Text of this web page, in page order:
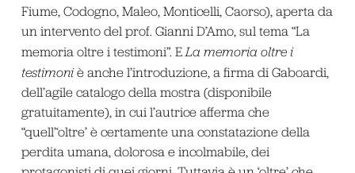
Fiume, Codogno, Maleo, Monticelli, Caorso), aperta da
un intervento del prof. Gianni D’Amo, sul tema “La
memoria oltre i testimoni”. E La memoria oltre i
testimoniè anche l’introduzione, a firma di Gaboardi,
dell’agile catalogo della mostra (disponibile
gratuitamente), in cui l’autrice afferma che
“quell’‘oltre’ è certamente una constatazione della
perdita umana, dolorosa e incolmabile, dei